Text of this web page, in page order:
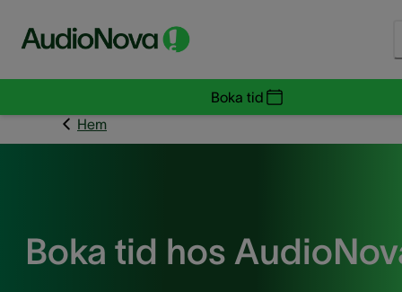
Boka tid
Hem
Boka tid hos